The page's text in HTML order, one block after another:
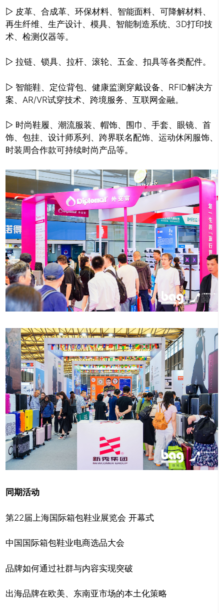
▷ 皮革、合成革、环保材料、智能面料、可降解材料、
再生纤维、生产设计、模具、智能制造系统、3D打印技
术、检测仪器等。
▷ 拉链、锁具、拉杆、滚轮、五金、扣具等各类配件。
▷ 智能鞋、定位背包、健康监测穿戴设备、RFID解决方
案、AR/VR试穿技术、跨境服务、互联网金融。
▷ 时尚鞋履、潮流服装、帽饰、围巾、手套、眼镜、首
饰、包挂、设计师系列、跨界联名配饰、运动休闲服饰、
时装周合作款可持续时尚产品等。
同期活动
第22届上海国际箱包鞋业展览会 开幕式
中国国际箱包鞋业电商选品大会
品牌如何通过社群与内容实现突破
出海品牌在欧美、东南亚市场的本土化策略
推广链接：
关闭